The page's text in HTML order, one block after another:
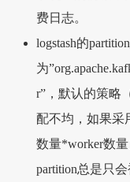
费日志。
logstash的
为
r”，默认的策略
配不均，如果采
数量*worker数量
partition总是只